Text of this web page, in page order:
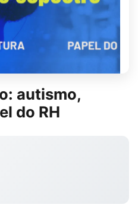
autismo,
do RH